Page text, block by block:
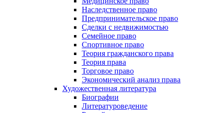
Наследственное право
Предпринимательское право
Сделки с недвижимостью
Семейное право
Спортивное право
Теория гражданского права
Теория права
Торговое право
Экономический анализ права
Художественная литература
Биографии
Литературоведение